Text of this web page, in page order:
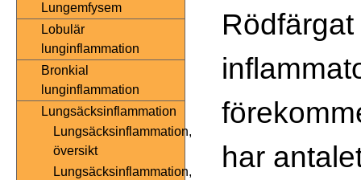
Lungemfysem
Lobulär
lunginflammation
Bronkial
lunginflammation
Lungsäcksinflammation
Lungsäcksinflammation,
översikt
Lungsäcksinflammation,
har